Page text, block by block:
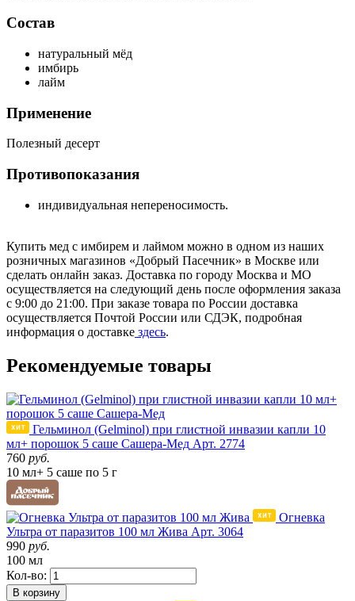
Состав
натуральный мёд
имбирь
лайм
Применение
Полезный десерт
Противопоказания
индивидуальная непереносимость.
Купить мед с имбирем и лаймом можно в одном из наших
розничных магазинов «Добрый Пасечник» в Москве или
сделать онлайн заказ. Доставка по городу Москва и МО
осуществляется на следующий день после оформления заказа
с 9:00 до 21:00. При заказе товара по России доставка
осуществляется Почтой России или СДЭК, подробная
информация о доставке здесь.
Рекомендуемые товары
Гельминол (Gelminol) при глистной инвазии капли 10
мл+ порошок 5 саше Сашера-Мед Арт. 2774
760 руб.
10 мл+ 5 саше по 5 г
Огневка
Ультра от паразитов 100 мл Жива Арт. 3064
990 руб.
100 мл
Кол-во:
В корзину